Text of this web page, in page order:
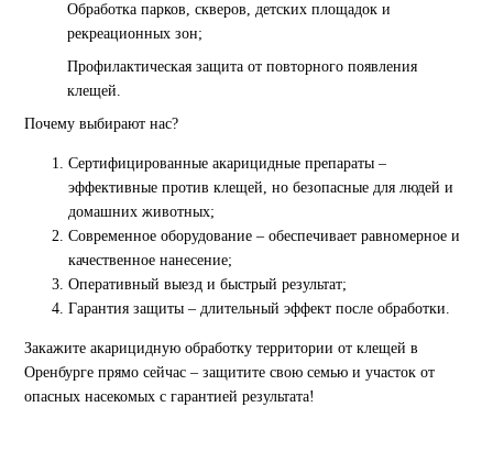
Обработка парков, скверов, детских площадок и
рекреационных зон;
Профилактическая защита от повторного появления
клещей.
Почему выбирают нас?
Сертифицированные акарицидные препараты –
эффективные против клещей, но безопасные для людей и
домашних животных;
Современное оборудование – обеспечивает равномерное и
качественное нанесение;
Оперативный выезд и быстрый результат;
Гарантия защиты – длительный эффект после обработки.
Закажите акарицидную обработку территории от клещей в
Оренбурге прямо сейчас – защитите свою семью и участок от
опасных насекомых с гарантией результата!